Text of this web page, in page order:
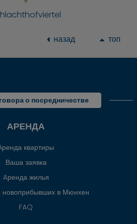
назад топ
о посредничестве
АРЕНДА
квартиры
Ваша заявка
Aренда жилья
новоприбывших в Мюнхен
FAQ